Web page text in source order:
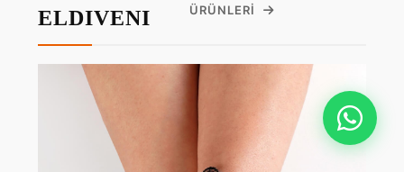
ELDIVENI
ÜRÜNLERI